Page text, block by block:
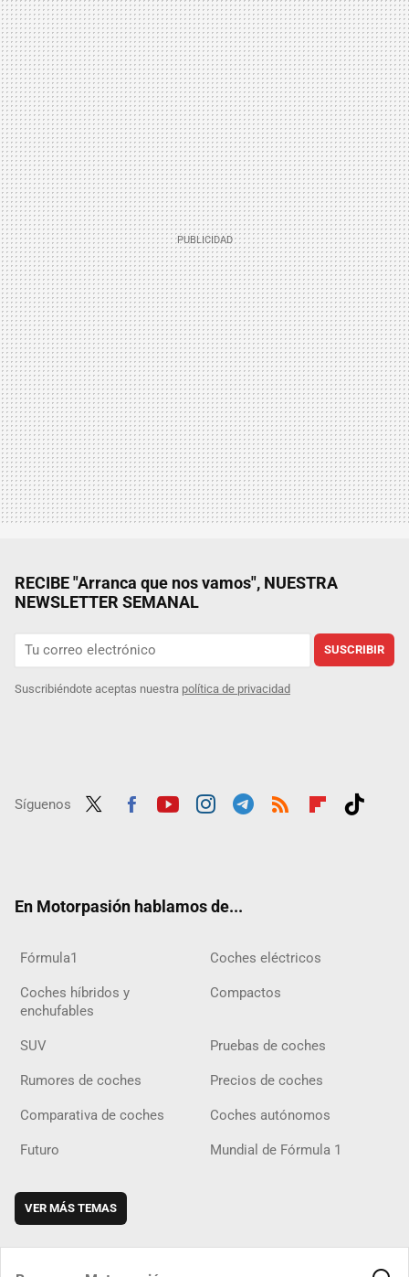
RECIBE "Arranca que nos vamos", NUESTRA
NEWSLETTER SEMANAL
SUSCRIBIR
Suscribiéndote aceptas nuestra política de privacidad
Síguenos
En Motorpasión hablamos de...
Fórmula1 Coches eléctricos
Coches híbridos y
enchufables
Compactos
SUV Pruebas de coches
Rumores de coches Precios de coches
Comparativa de coches Coches autónomos
Futuro Mundial de Fórmula 1
VER MÁS TEMAS